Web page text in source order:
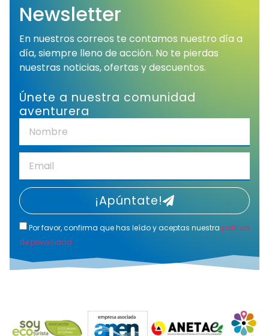
Newsletter
En nuestros correos te contamos nuestro día a
día, siempre lleno de acción. No te pierdas
nuestras noticias, ofertas y descuentos.
Únete a nuestra comunidad
aventurera
Por favor, confirma que has leído y aceptas nuestra política
de privacidad
¡Apúntate!
Alternative: